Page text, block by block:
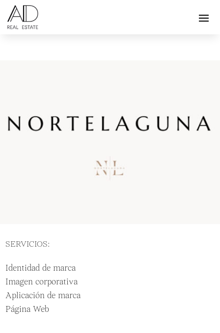
SERVICIOS:
Identidad de marca
Imagen corporativa
Aplicación de marca
Página Web